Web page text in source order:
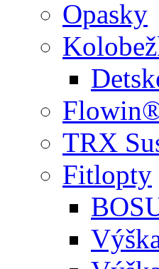
Opasky
TRX
Fitlopty